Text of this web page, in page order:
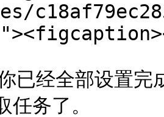
已经全部设置
任务了。